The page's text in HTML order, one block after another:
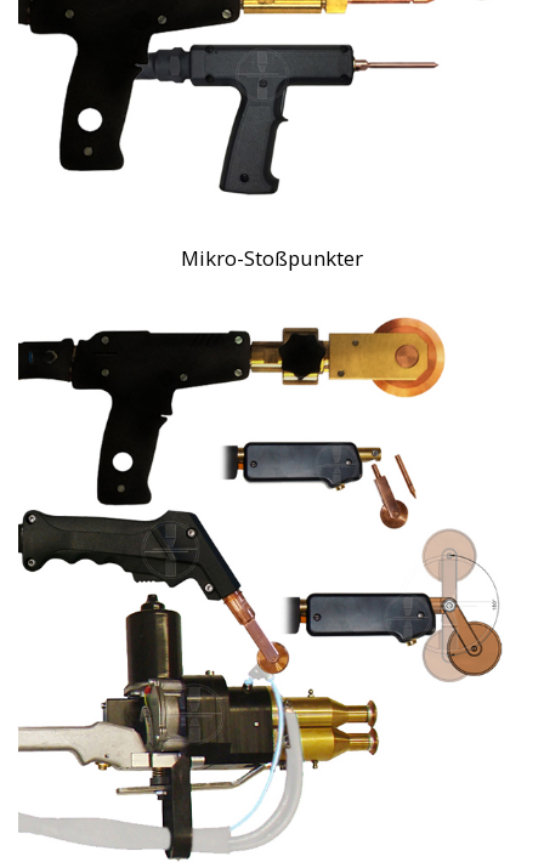
Mikro-Stoßpunkter